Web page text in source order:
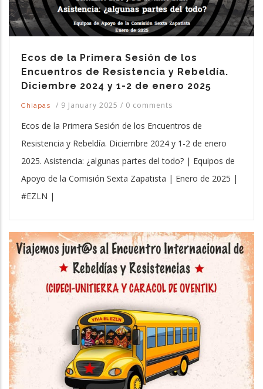
Ecos de la Primera Sesión de los
Encuentros de Resistencia y Rebeldía.
Diciembre 2024 y 1-2 de enero 2025
Chiapas / 9 January 2025 / 0 comments
Ecos de la Primera Sesión de los Encuentros de
Resistencia y Rebeldía. Diciembre 2024 y 1-2 de enero
2025. Asistencia: ¿algunas partes del todo? | Equipos de
Apoyo de la Comisión Sexta Zapatista | Enero de 2025 |
#EZLN |